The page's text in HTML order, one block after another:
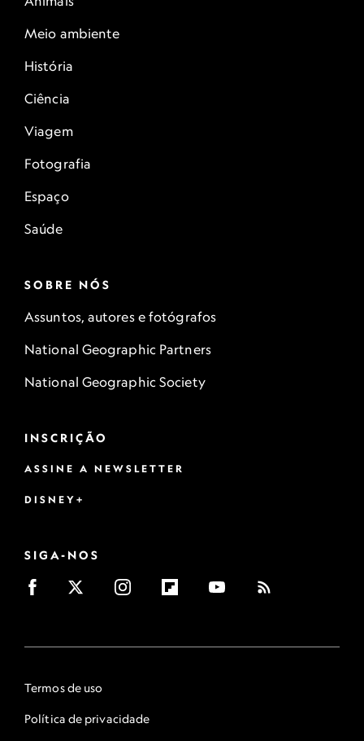
Meio ambiente
História
Ciência
Viagem
Fotografia
Espaço
Saúde
SOBRE NÓS
Assuntos, autores e fotógrafos
National Geographic Partners
National Geographic Society
INSCRIÇÃO
ASSINE A NEWSLETTER
DISNEY+
SIGA-NOS
Termos de uso
Política de privacidade